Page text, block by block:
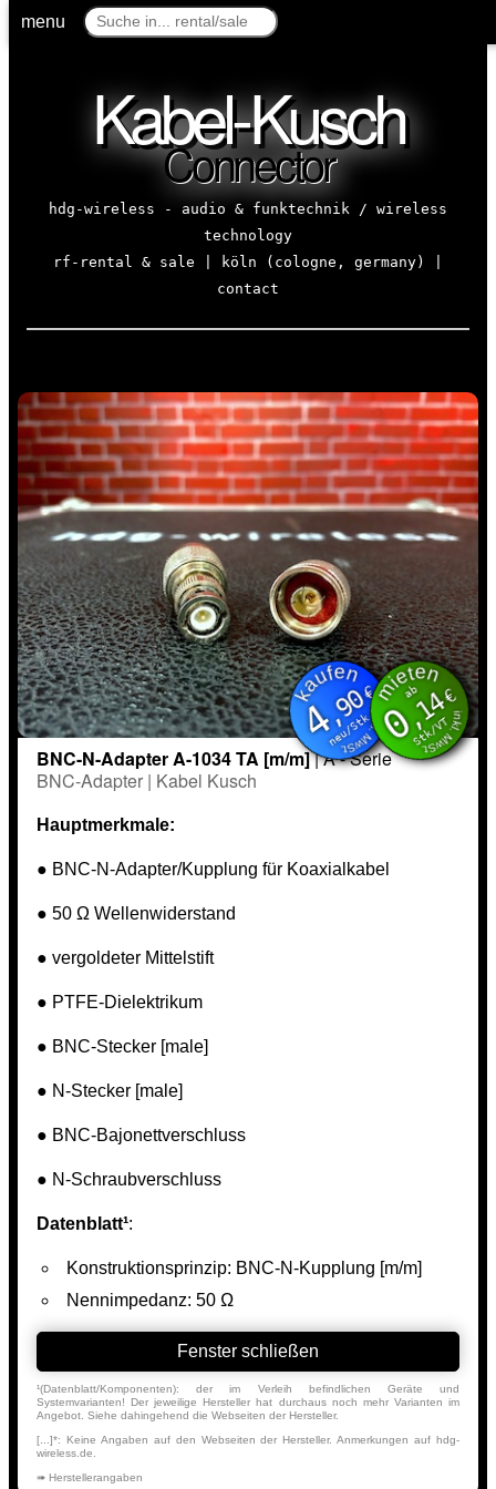
menu
Kabel-Kusch
Connector
hdg-wireless - audio & funktechnik / wireless
technology
rf-rental & sale | köln (cologne, germany) |
contact
kaufen
inkl. MwSt.
4,90€
neu/Stkmieten
inkl. MwSt.
ab
0,14€
Stk/VT
BNC-N-Adapter A-1034 TA [m/m]| A - Serie
BNC-Adapter | Kabel Kusch
Hauptmerkmale:
● BNC-N-Adapter/Kupplung für Koaxialkabel
● 50 Ω Wellenwiderstand
● vergoldeter Mittelstift
● PTFE-Dielektrikum
● BNC-Stecker [male]
● N-Stecker [male]
● BNC-Bajonettverschluss
● N-Schraubverschluss
Datenblatt¹:
Konstruktionsprinzip: BNC-N-Kupplung [m/m]
Nennimpedanz: 50 Ω
Fenster schließen
¹(Datenblatt/Komponenten): der im Verleih befindlichen Geräte und
Systemvarianten! Der jeweilige Hersteller hat durchaus noch mehr Varianten im
Angebot. Siehe dahingehend die Webseiten der Hersteller.
[...]*: Keine Angaben auf den Webseiten der Hersteller. Anmerkungen auf hdg-
wireless.de.
➠ Herstellerangaben